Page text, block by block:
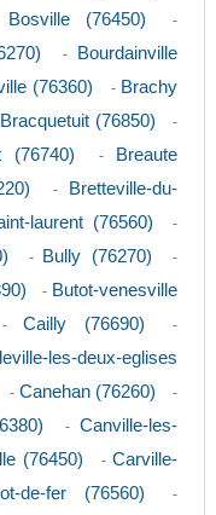
Bosville (76450) -
-
Bourdainville
(76360) - Brachy
Bracquetuit (76850) -
(76740) -
Breaute
-
Bretteville-du-
laurent (76560) -
- Bully (76270) -
- Butot-venesville
Cailly (76690) -
les-deux-eglises
- Canehan (76260) -
-Canville-les-
(76450) -Carville-
de-fer (76560) -